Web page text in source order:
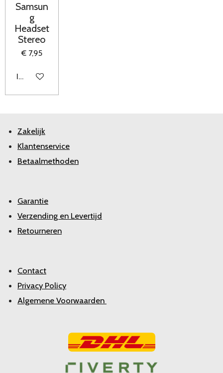
Samsun
g
Headset
Stereo
€ 7,95
In winkelwagen
Zakelijk
Klantenservice
Betaalmethoden
Garantie
Verzending en Levertijd
Retourneren
Contact
Privacy Policy
Algemene Voorwaarden